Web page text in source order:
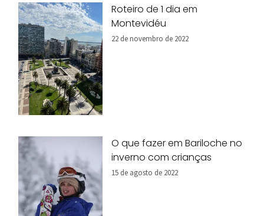
Roteiro de 1 dia em
Montevidéu
22 de novembro de 2022
O que fazer em Bariloche no
inverno com crianças
15 de agosto de 2022